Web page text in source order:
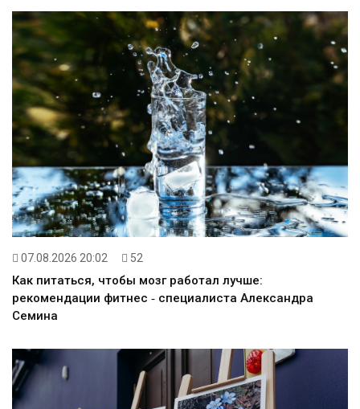
07.08.2026 20:02 52
Как питаться, чтобы мозг работал лучше:
рекомендации фитнес ‑ специалиста Александра
Семина